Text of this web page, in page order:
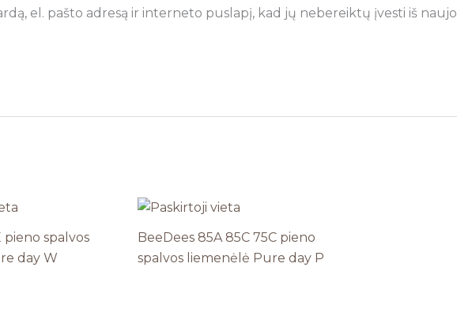
el. pašto adresą ir interneto puslapį, kad jų nebereiktų įvesti iš
pieno spalvos
day W
BeeDees 85A 85C 75C pieno
spalvos liemenėlė Pure day P